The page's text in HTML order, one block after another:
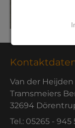
Van der
Tramsmeiers
32694
Tel.: 05265 - 945